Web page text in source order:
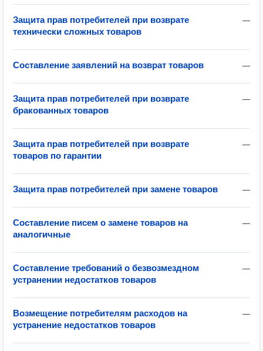
—
Защита прав потребителей при возврате
технически сложных товаров
—
Составление заявлений на возврат товаров
—
Защита прав потребителей при возврате
бракованных товаров
—
Защита прав потребителей при возврате
товаров по гарантии
—
Защита прав потребителей при замене товаров
—
Составление писем о замене товаров на
аналогичные
—
Составление требований о безвозмездном
устранении недостатков товаров
—
Возмещение потребителям расходов на
устранение недостатков товаров